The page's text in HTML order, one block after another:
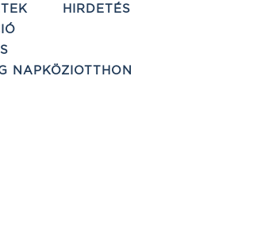
HIRDETÉS
NAPKÖZIOTTHON